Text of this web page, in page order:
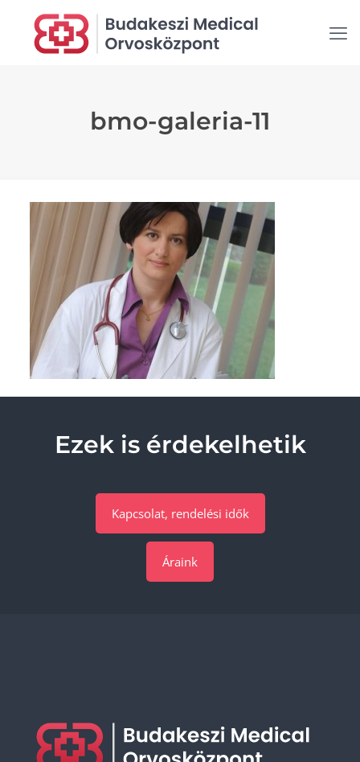
bmo-galeria-11
Ezek is érdekelhetik
Kapcsolat, rendelési idők
Áraink